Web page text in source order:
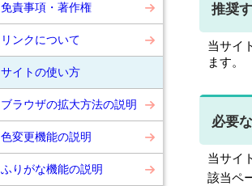
免責事項・著作権
リンクについて
サイトの使い方
ブラウザの拡大方法の説明
色変更機能の説明
ふりがな機能の説明
推奨
当サイ
ます。
必要
当サイ
該当ペ